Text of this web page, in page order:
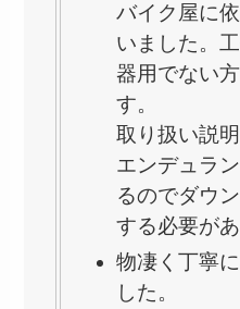
バイク屋に
いました。
器用でない
す。
取り扱い説
エンデュラ
るのでダウ
する必要が
物凄く丁寧
した。